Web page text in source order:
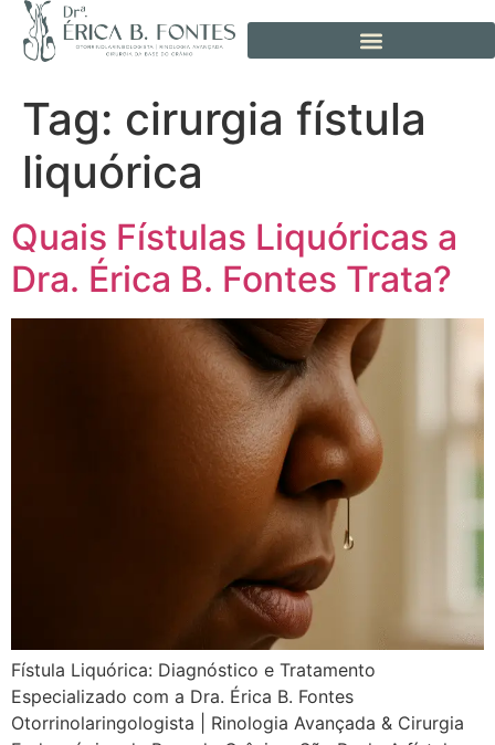
Tag: cirurgia fístula
liquórica
Quais Fístulas Liquóricas a
Dra. Érica B. Fontes Trata?
Fístula Liquórica: Diagnóstico e Tratamento
Especializado com a Dra. Érica B. Fontes
Otorrinolaringologista | Rinologia Avançada & Cirurgia